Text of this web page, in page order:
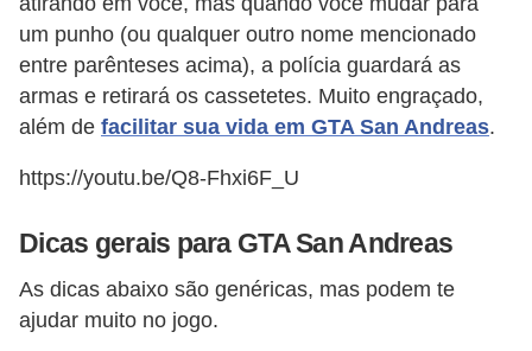
um punho (ou qualquer outro nome mencionado
entre parênteses acima), a polícia guardará as
armas e retirará os cassetetes. Muito engraçado,
além de facilitar sua vida em GTA San Andreas.
https://youtu.be/Q8-Fhxi6F_U
Dicas gerais para GTA San Andreas
As dicas abaixo são genéricas, mas podem te
ajudar muito no jogo.